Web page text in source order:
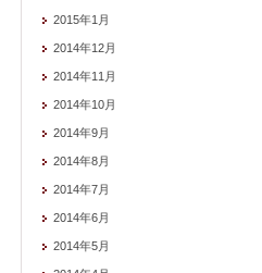
2015年1月
2014年12月
2014年11月
2014年10月
2014年9月
2014年8月
2014年7月
2014年6月
2014年5月